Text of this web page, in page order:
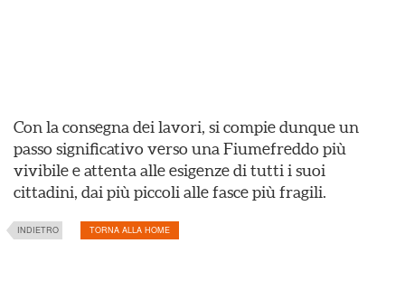
Con la consegna dei lavori, si compie dunque un
passo significativo verso una Fiumefreddo più
vivibile e attenta alle esigenze di tutti i suoi
cittadini, dai più piccoli alle fasce più fragili.
INDIETRO TORNA ALLA HOME